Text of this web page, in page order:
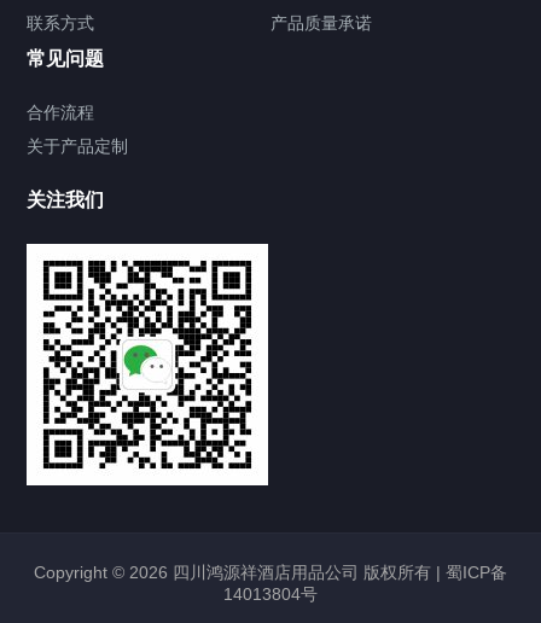
联系方式
产品质量承诺
常见问题
合作流程
关于产品定制
关注我们
Copyright © 2026 四川鸿源祥酒店用品公司 版权所有 | 蜀ICP备
14013804号